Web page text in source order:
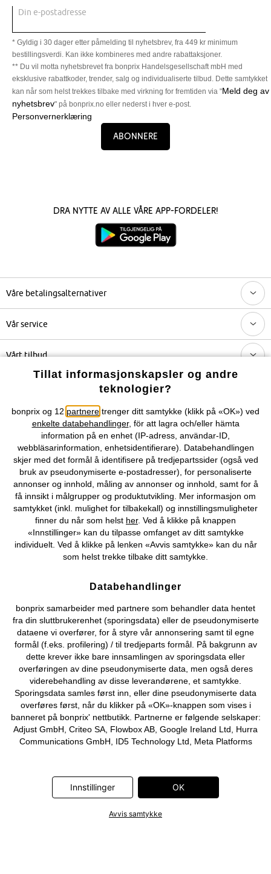
Din e-postadresse
* Gyldig i 30 dager etter påmelding til nyhetsbrev, fra 449 kr minimum
bestillingsverdi. Kan ikke kombineres med andre rabattaksjoner.
** Du vil motta nyhetsbrevet fra bonprix Handelsgesellschaft mbH med
eksklusive rabattkoder, trender, salg og individualiserte tilbud. Dette samtykket
kan når som helst trekkes tilbake med virkning for fremtiden via "Meld deg av
nyhetsbrev" på bonprix.no eller nederst i hver e-post.
Personvernerklæring
Abonnere
Dra nytte av alle våre app-fordeler!
Våre betalingsalternativer
Vår service
Vårt tilbud
Topkategorier / Sesongvarer
Du kan også finne oss på
Kjøpsvilkår Personopplysninger Cookie-innstillinger
Om Oss Angre kjøp
Tillat informasjonskapsler og andre
teknologier?
bonprix og 12 partnere trenger ditt samtykke (klikk på «OK») ved
enkelte databehandlinger, för att lagra och/eller hämta
information på en enhet (IP-adress, användar-ID,
webbläsarinformation, enhetsidentifierare). Databehandlingen
skjer med det formål å identifisere på tredjepartssider (også ved
bruk av pseudonymiserte e-postadresser), for personaliserte
annonser og innhold, måling av annonser og innhold, samt for å
få innsikt i målgrupper og produktutvikling. Mer informasjon om
samtykket (inkl. mulighet for tilbakekall) og innstillingsmuligheter
finner du når som helst her. Ved å klikke på knappen
«Innstillinger» kan du tilpasse omfanget av ditt samtykke
individuelt. Ved å klikke på lenken «Avvis samtykke» kan du når
som helst trekke tilbake ditt samtykke.
Databehandlinger
bonprix samarbeider med partnere som behandler data hentet
fra din sluttbrukerenhet (sporingsdata) eller de pseudonymiserte
dataene vi overfører, for å styre vår annonsering samt til egne
formål (f.eks. profilering) / til tredjeparts formål. På bakgrunn av
dette krever ikke bare innsamlingen av sporingsdata eller
overføringen av dine pseudonymiserte data, men også deres
viderebehandling av disse leverandørene, et samtykke.
Sporingsdata samles først inn, eller dine pseudonymiserte data
overføres først, når du klikker på «OK»-knappen som vises i
banneret på bonprix' nettbutikk. Partnerne er følgende selskaper:
Adjust GmbH, Criteo SA, Flowbox AB, Google Ireland Ltd, Hurra
Communications GmbH, ID5 Technology Ltd, Meta Platforms
Technologies UK Ltd. Ytterligere informasjon om
databehandlingene utført av disse partnerne finner du i
lenke i banneret.
Innstillinger OK
Avvis samtykke